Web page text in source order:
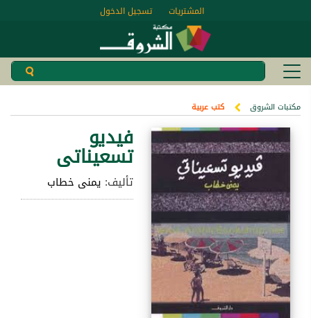
تسجيل الدخول المشتريات
مكتبات الشروق كتب عربية
فيديو
تسعيناتى
تأليف: يمنى خطاب